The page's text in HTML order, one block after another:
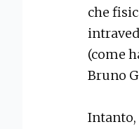
che
(come
Bruno
Intanto,